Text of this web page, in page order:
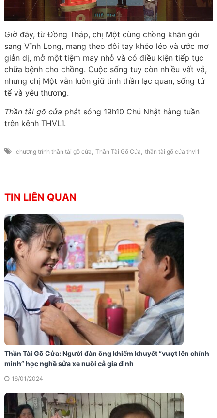
Giờ đây, từ Đồng Tháp, chị Một cùng chồng khăn gói
sang Vĩnh Long, mang theo đôi tay khéo léo và ước mơ
giản dị, mở một tiệm may nhỏ và có điều kiện tiếp tục
chữa bệnh cho chồng. Cuộc sống tuy còn nhiều vất vả,
nhưng chị Một vẫn luôn giữ tinh thần lạc quan, sống tử
tế và yêu thương.
Thần tài gõ cửa phát sóng 19h10 Chủ Nhật hàng tuần
trên kênh THVL1.
chương trình thần tài gõ cửa , Thần Tài Gõ Cửa , thần tài gõ cửa thvl1
TIN LIÊN QUAN
Thần Tài Gõ Cửa: Người đàn ông khiếm khuyết “vượt lên chính
mình” học nghề sửa xe nuôi cả gia đình
16/01/2024